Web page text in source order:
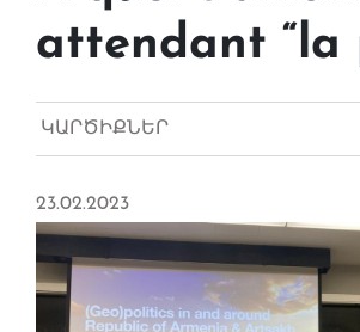
attendant “la
ԿԱՐԾԻՔՆԵՐ
23.02.2023